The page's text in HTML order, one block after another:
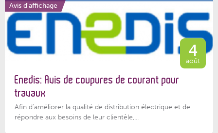
Avis d'affichage
4
août
Enedis: Avis de coupures de courant pour
travaux
Afin d’améliorer la qualité de distribution électrique et de
répondre aux besoins de leur clientèle,...